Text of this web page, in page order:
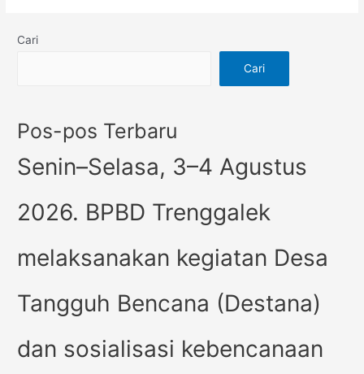
Cari
Cari
Pos-pos Terbaru
Senin–Selasa, 3–4 Agustus
2026. BPBD Trenggalek
melaksanakan kegiatan Desa
Tangguh Bencana (Destana)
dan sosialisasi kebencanaan